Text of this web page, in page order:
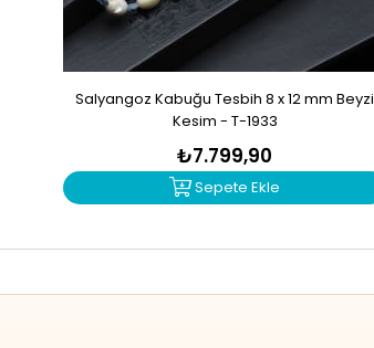
Salyangoz Kabuğu Tesbih 8 x 12 mm Beyzi
Kesim - T-1933
₺7.799,90
Sepete Ekle